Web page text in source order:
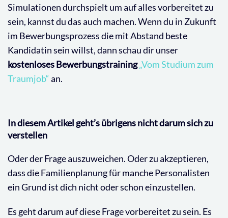
Simulationen durchspielt um auf alles vorbereitet zu
sein, kannst du das auch machen. Wenn du in Zukunft
im Bewerbungsprozess die mit Abstand beste
Kandidatin sein willst, dann schau dir unser
kostenloses Bewerbungstraining„Vom Studium zum
Traumjob“an.
In diesem Artikel geht’s übrigens nicht darum sich zu
verstellen
Oder der Frage auszuweichen. Oder zu akzeptieren,
dass die Familienplanung für manche Personalisten
ein Grund ist dich nicht oder schon einzustellen.
Es geht darum auf diese Frage vorbereitet zu sein. Es